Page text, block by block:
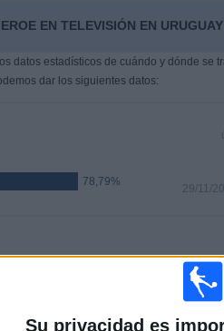
Su privacidad es
EN TELEVISIÓN EN URUGUAY
datos estadísticos de cuándo y dónde se
dar los siguientes datos:
78,79%
29/11/
PARTIDOS
DE PAGO